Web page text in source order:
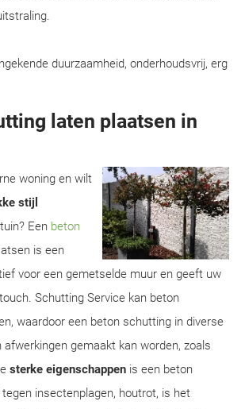
duurzaamheid, onderhoudsvrij, erg
laten plaatsen in
woning en wilt
stijl
Een beton
is een
voor een gemetselde muur en geeft uw
Schutting Service kan beton
waardoor een beton schutting in diverse
gemaakt kan worden, zoals
sterke eigenschappen is een beton
insectenplagen, houtrot, is het